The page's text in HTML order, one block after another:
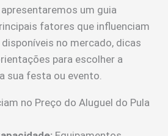
um guia
fatores que influenciam
no mercado, dicas
para escolher a
sua festa ou evento.
no Preço do Aluguel do Pula